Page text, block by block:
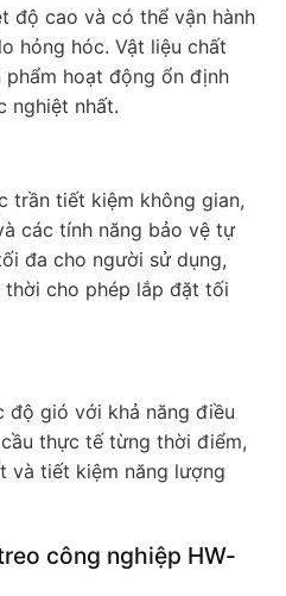
độ cao và có thể vận hành
hỏng hóc. Vật liệu chất
hoạt động ổn định
nghiệt nhất.
trần tiết kiệm không gian,
các tính năng bảo vệ tự
đa cho người sử dụng,
cho phép lắp đặt tối
độ gió với khả năng điều
thực tế từng thời điểm,
và tiết kiệm năng lượng
công nghiệp HW-